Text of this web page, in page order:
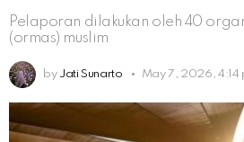
Pelaporan dilakukan oleh 40
(ormas) muslim
by Jati Sunarto May 7, 2026, 4:14